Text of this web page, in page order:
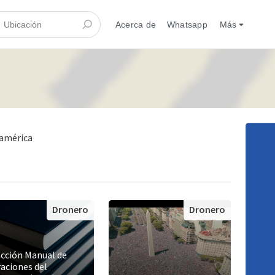
Acerca de Whatsapp Más
Manual de
del
Dronero Dronero